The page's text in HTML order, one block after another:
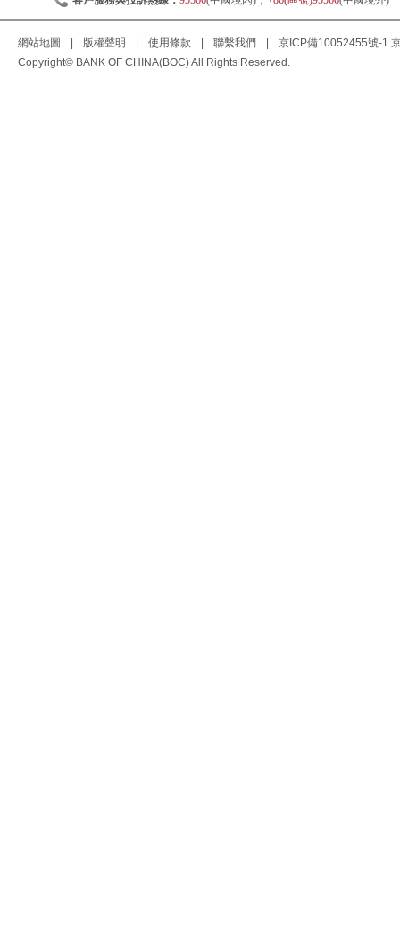
網站地圖 版權聲明 使用條款 聯繫我們 京ICP備10052455號-1
Copyright© BANK OF CHINA(BOC) All Rights Reserved.